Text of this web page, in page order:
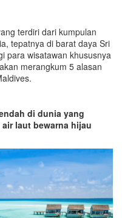
terdiri dari kumpulan
tepatnya di barat daya Sri
para wisatawan khususnya
akan merangkum 5 alasan
di dunia yang
laut bewarna hijau